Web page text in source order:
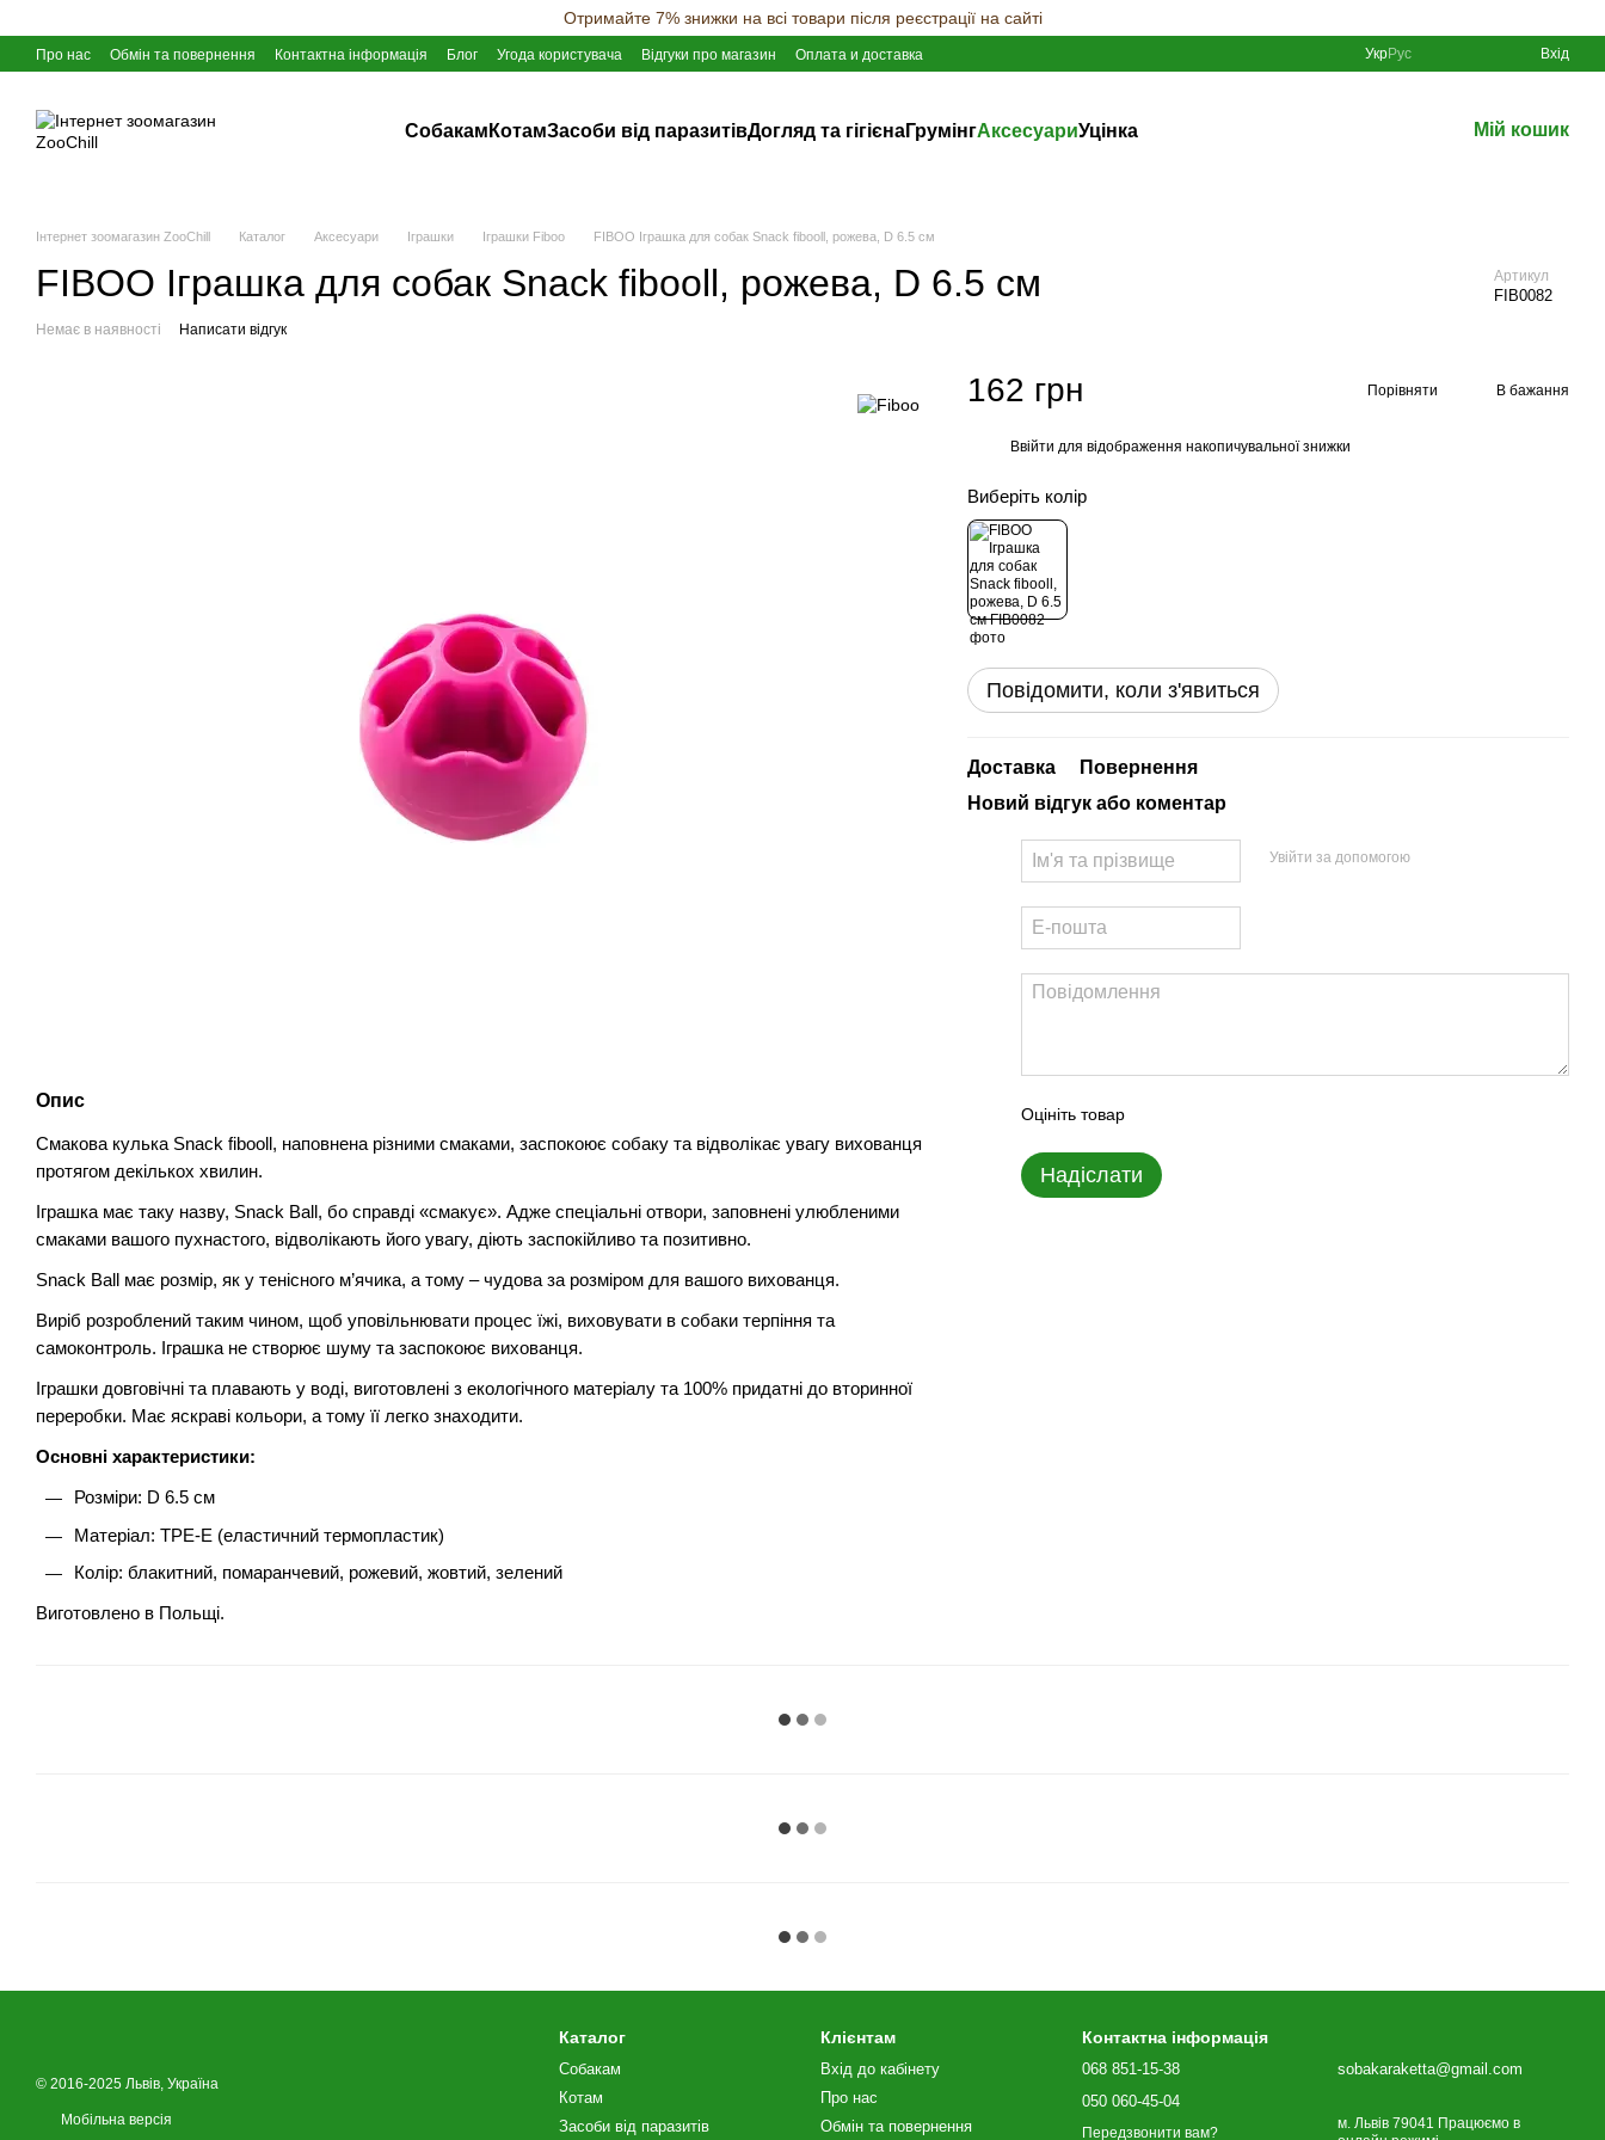
Отримайте 7% знижки на всі товари після реєстрації на сайті
Про нас Обмін та повернення Контактна інформація Блог Угода користувача Відгуки про магазин Оплата и доставка УкрРус Вхід
Собакам КотамЗасоби від паразитівДогляд та гігієнаГрумінгАксесуариУцінка Мій кошик
Інтернет зоомагазин ZooChill Каталог Аксесуари Іграшки Іграшки Fiboo FIBOO Іграшка для собак Snack fibooll, рожева, D 6.5 см
FIBOO Іграшка для собак Snack fibooll, рожева, D 6.5 см Артикул
FIB0082
Немає в наявності Написати відгук
Опис
Смакова кулька Snack fibooll, наповнена різними смаками, заспокоює собаку та відволікає увагу вихованця
протягом декількох хвилин.
Іграшка має таку назву, Snack Ball, бо справді «смакує». Адже спеціальні отвори, заповнені улюбленими
смаками вашого пухнастого, відволікають його увагу, діють заспокійливо та позитивно.
Snack Ball має розмір, як у тенісного м’ячика, а тому – чудова за розміром для вашого вихованця.
Виріб розроблений таким чином, щоб уповільнювати процес їжі, виховувати в собаки терпіння та
самоконтроль. Іграшка не створює шуму та заспокоює вихованця.
Іграшки довговічні та плавають у воді, виготовлені з екологічного матеріалу та 100% придатні до вторинної
переробки. Має яскраві кольори, а тому її легко знаходити.
Основні характеристики:
Розміри: D 6.5 см
Матеріал: TPE-E (еластичний термопластик)
Колір: блакитний, помаранчевий, рожевий, жовтий, зелений
Виготовлено в Польщі.
162 грн Порівняти В бажання
Ввійти для відображення накопичувальної знижки
Виберіть колір
Повідомити, коли з'явиться
Доставка
Повернення
Новий відгук або коментар
Увійти за допомогою
Оцініть товар
Надіслати
© 2016-2025 Львів, Україна
Мобільна версія
Каталог
Собакам
Котам
Засоби від паразитів
Клієнтам
Вхід до кабінету
Про нас
Обмін та повернення
Контактна інформація
068 851-15-38
050 060-45-04
Передзвонити вам?
sobakaraketta@gmail.com
м. Львів 79041 Працюємо в